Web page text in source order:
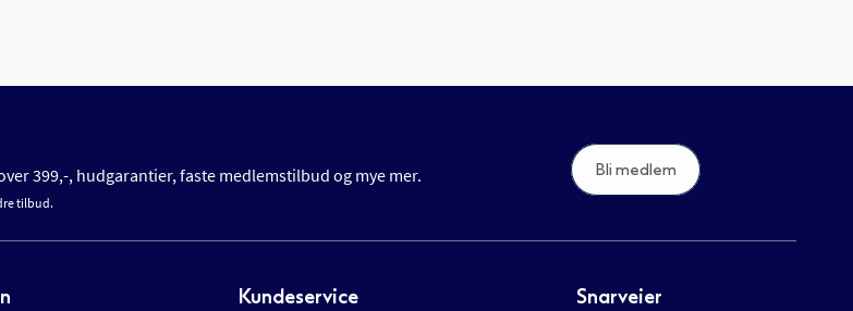
399,-, hudgarantier, faste medlemstilbud og mye mer.
tilbud.
Bli medlem
Kundeservice Snarveier